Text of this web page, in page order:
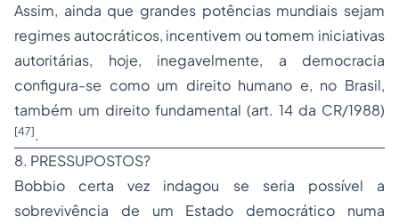
Assim, ainda que grandes potências mundiais sejam
regimes autocráticos, incentivem ou tomem iniciativas
autoritárias, hoje, inegavelmente, a democracia
configura-se como um direito humano e, no Brasil,
também um direito fundamental (art. 14 da CR/1988)
[47].
8. PRESSUPOSTOS?
Bobbio certa vez indagou se seria possível a
sobrevivência de um Estado democrático numa